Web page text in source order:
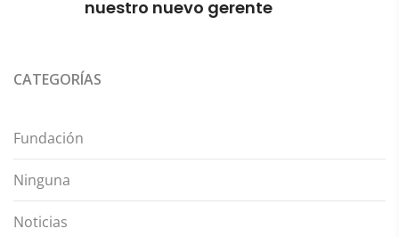
nuestro nuevo gerente
CATEGORÍAS
Fundación
Ninguna
Noticias